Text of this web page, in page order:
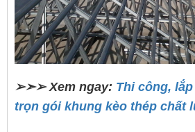
➢➣➢ Xem ngay: Thi công,
trọn gói khung kèo thép chất